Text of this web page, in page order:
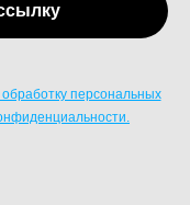
персональных